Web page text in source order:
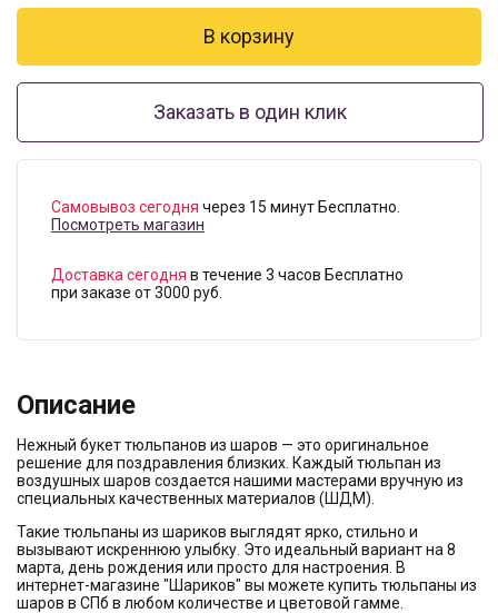
Заказать в один клик
Самовывоз сегодня через 15 минут Бесплатно.
Посмотреть магазин
Доставка сегодня в течение 3 часов Бесплатно
при заказе от 3000 руб.
Описание
Нежный букет тюльпанов из шаров — это оригинальное
решение для поздравления близких. Каждый тюльпан из
воздушных шаров создается нашими мастерами вручную из
специальных качественных материалов (ШДМ).
Такие тюльпаны из шариков выглядят ярко, стильно и
вызывают искреннюю улыбку. Это идеальный вариант на 8
марта, день рождения или просто для настроения. В
интернет-магазине "Шариков" вы можете купить тюльпаны из
шаров в СПб в любом количестве и цветовой гамме.